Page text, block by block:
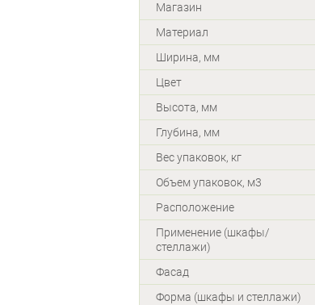
Магазин
Материал
Ширина, мм
Цвет
Высота, мм
Глубина, мм
Вес упаковок, кг
Объем упаковок, м3
Расположение
Применение (шкафы/
стеллажи)
Фасад
Форма (шкафы и стеллажи)